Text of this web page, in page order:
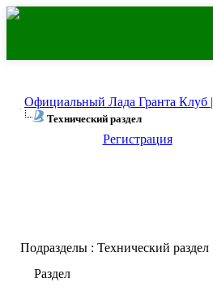
Официальный Лада Гранта Клуб
Технический раздел
Регистрация
Подразделы : Технический раздел
Раздел